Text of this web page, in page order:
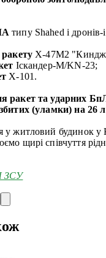
типу Shahed і дронів-
ракету Х-47М2
Іскандер-М/KN-23;
Х-101.
ракет та ударних
(уламки) на 26
у житловий будинок у
щирі співчуття
ЗСУ